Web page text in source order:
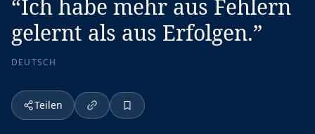
“Ich habe mehr aus Fehlern
gelernt als aus Erfolgen.”
DEUTSCH
Teilen